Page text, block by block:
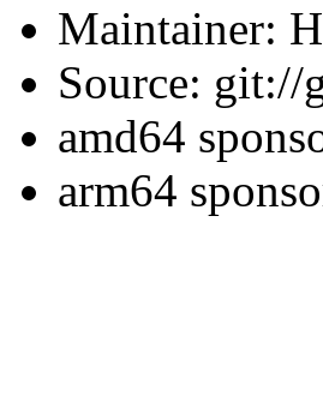
Maintainer:
Source: git://
amd64
arm64